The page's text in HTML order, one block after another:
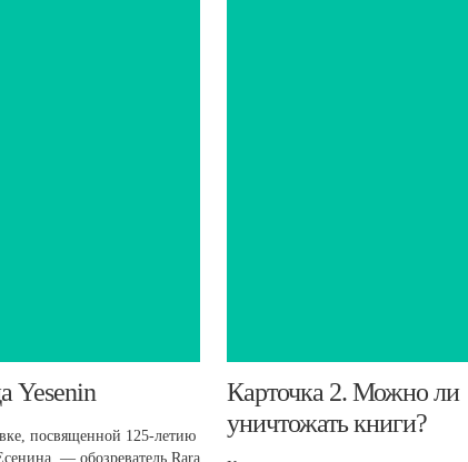
Yesenin
посвященной 125-летию
— обозреватель Rara
Карточка 2. Можно ли
уничтожать книги?